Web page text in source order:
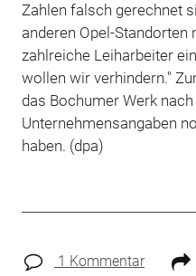
Zahlen falsch gerechnet
anderen Opel-Standorten
zahlreiche Leiharbeiter
wollen wir verhindern."
das Bochumer Werk
Unternehmensangaben
haben. (dpa)
1 Kommentar